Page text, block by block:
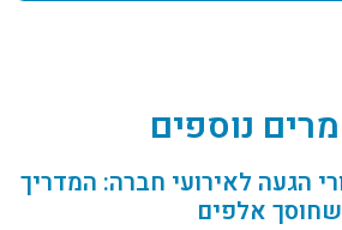
נוספים
הגעה לאירועי חברה: המדריך
שחוסך אלפים